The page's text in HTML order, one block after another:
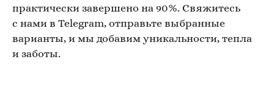
практически завершено на 90%. Свяжитесь
с нами в Telegram, отправьте выбранные
варианты, и мы добавим уникальности, тепла
и заботы.